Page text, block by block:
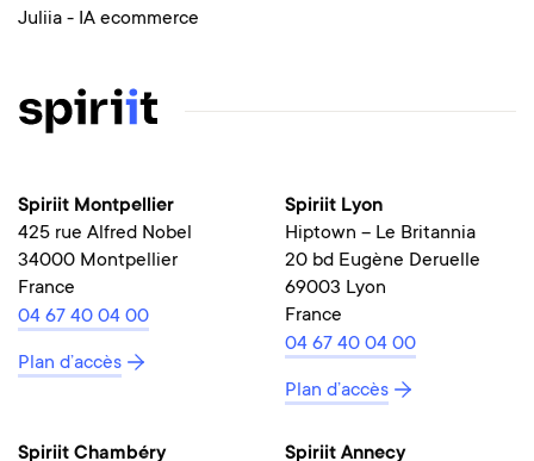
Juliia - IA ecommerce
Spiriit Montpellier
425 rue Alfred Nobel
34000 Montpellier
France
04 67 40 04 00
Plan d’accès
Spiriit Lyon
Hiptown – Le Britannia
20 bd Eugène Deruelle
69003 Lyon
France
04 67 40 04 00
Plan d’accès
Spiriit Chambéry
Spiriit Annecy